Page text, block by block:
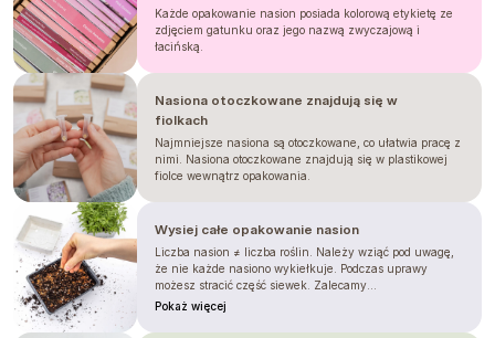
Każde opakowanie nasion posiada kolorową etykietę ze
zdjęciem gatunku oraz jego nazwą zwyczajową i
łacińską.
Nasiona otoczkowane znajdują się w
fiolkach
Najmniejsze nasiona są otoczkowane, co ułatwia pracę z
nimi. Nasiona otoczkowane znajdują się w plastikowej
fiolce wewnątrz opakowania.
Wysiej całe opakowanie nasion
Liczba nasion ≠ liczba roślin. Należy wziąć pod uwagę,
że nie każde nasiono wykiełkuje. Podczas uprawy
możesz stracić część siewek. Zalecamy...
Pokaż więcej